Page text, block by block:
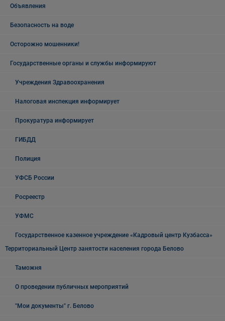
Объявления
Безопасность на воде
Осторожно мошенники!
Государственные органы и службы информируют
Учреждения Здравоохранения
Налоговая инспекция информирует
Прокуратура информирует
ГИБДД
Полиция
УФСБ России
Росреестр
УФМС
Государственное казенное учреждение «Кадровый центр Кузбасса»
Территориальный Центр занятости населения города Белово
Таможня
О проведении публичных мероприятий
"Мои документы" г. Белово